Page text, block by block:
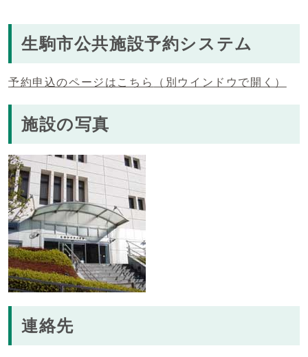
生駒市公共施設予約システム
予約申込のページはこちら （別ウインドウで開く）
施設の写真
連絡先